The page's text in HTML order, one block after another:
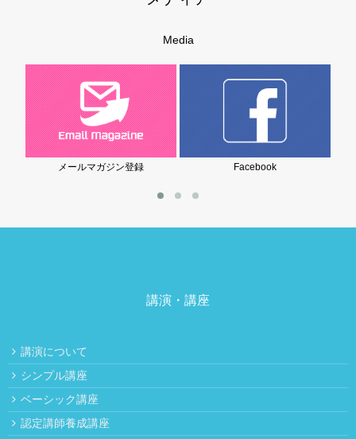
Media
Facebook 岩堀美雪の子育てブ
講演・講座
講演について
シンプル講座
ベーシック講座
認定講師養成講座